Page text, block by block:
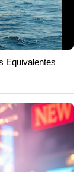
Equivalentes